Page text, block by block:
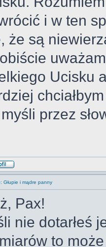
i w ten
że są
Ucisku
przez
Głupie i mądre panny
Pax!
nie dotarłeś
to